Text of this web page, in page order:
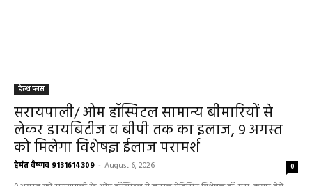
हेल्थ प्लस
सरायपाली/ ओम हॉस्पिटल सामान्य बीमारियों से
लेकर डायबिटीज व बीपी तक का इलाज, 9 अगस्त
को मिलेगा विशेषज्ञ ईलाज परामर्श
हेमंत वैष्णव 9131614309 - August 6, 2026 0